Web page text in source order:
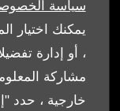
سياسة
يمكنك اختيار
، أو إدارة
مشاركة
خارجية ، حدد